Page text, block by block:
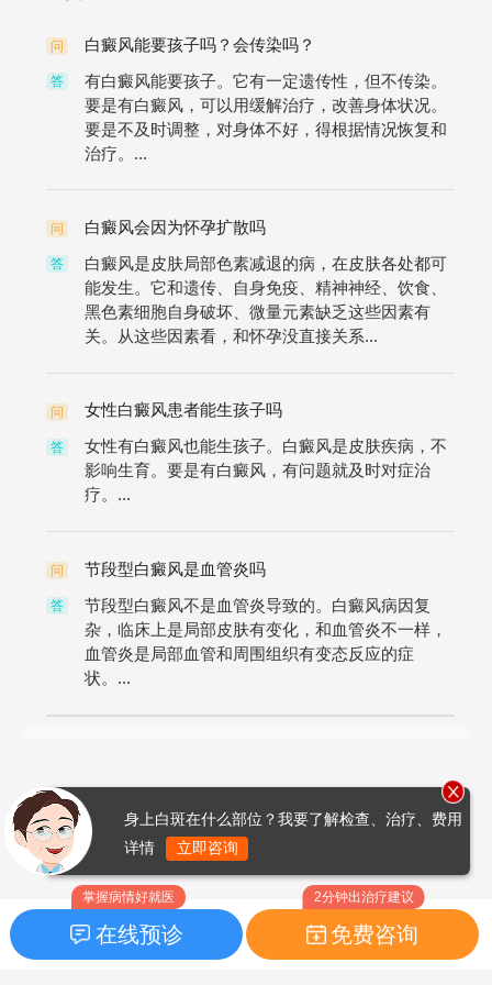
问 白癜风能要孩子吗？会传染吗？
答
有白癜风能要孩子。它有一定遗传性，但不传染。
要是有白癜风，可以用缓解治疗，改善身体状况。
要是不及时调整，对身体不好，得根据情况恢复和
治疗。...
问 白癜风会因为怀孕扩散吗
答
白癜风是皮肤局部色素减退的病，在皮肤各处都可
能发生。它和遗传、自身免疫、精神神经、饮食、
黑色素细胞自身破坏、微量元素缺乏这些因素有
关。从这些因素看，和怀孕没直接关系...
问 女性白癜风患者能生孩子吗
答
女性有白癜风也能生孩子。白癜风是皮肤疾病，不
影响生育。要是有白癜风，有问题就及时对症治
疗。...
问 节段型白癜风是血管炎吗
答
节段型白癜风不是血管炎导致的。白癜风病因复
杂，临床上是局部皮肤有变化，和血管炎不一样，
血管炎是局部血管和周围组织有变态反应的症
状。...
掌握病情好就医
在线预诊
2分钟出治疗建议
免费咨询
身上白斑在什么部位？我要了解检查、治疗、费用
详情
立即咨询